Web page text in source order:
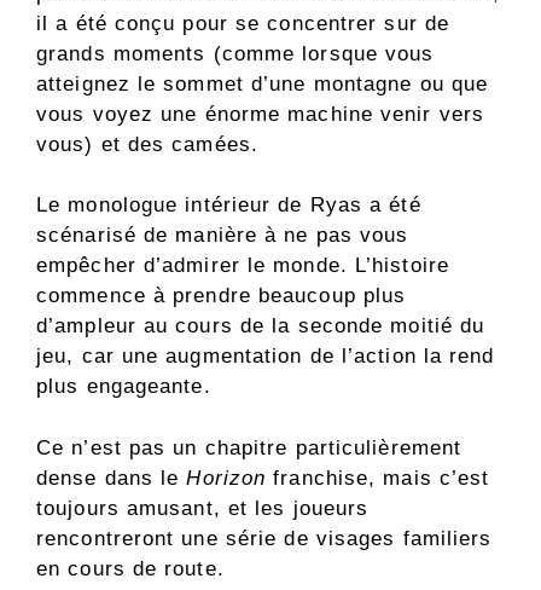
il a été conçu pour se concentrer sur de
grands moments (comme lorsque vous
atteignez le sommet d’une montagne ou que
vous voyez une énorme machine venir vers
vous) et des camées.
Le monologue intérieur de Ryas a été
scénarisé de manière à ne pas vous
empêcher d’admirer le monde. L’histoire
commence à prendre beaucoup plus
d’ampleur au cours de la seconde moitié du
jeu, car une augmentation de l’action la rend
plus engageante.
Ce n’est pas un chapitre particulièrement
dense dans leHorizonfranchise, mais c’est
toujours amusant, et les joueurs
rencontreront une série de visages familiers
en cours de route.